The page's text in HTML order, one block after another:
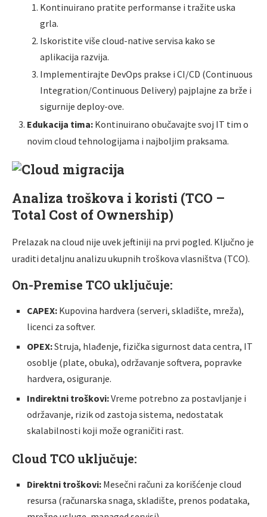
Kontinuirano pratite performanse i tražite uska
grla.
Iskoristite više cloud-native servisa kako se
aplikacija razvija.
Implementirajte DevOps prakse i CI/CD (Continuous
Integration/Continuous Delivery) pajplajne za brže i
sigurnije deploy-ove.
Edukacija tima: Kontinuirano obučavajte svoj IT tim o
novim cloud tehnologijama i najboljim praksama.
Analiza troškova i koristi (TCO –
Total Cost of Ownership)
Prelazak na cloud nije uvek jeftiniji na prvi pogled. Ključno je
uraditi detaljnu analizu ukupnih troškova vlasništva (TCO).
On-Premise TCO uključuje:
CAPEX: Kupovina hardvera (serveri, skladište, mreža),
licenci za softver.
OPEX:Struja, hlađenje, fizička sigurnost data centra, IT
osoblje (plate, obuka), održavanje softvera, popravke
hardvera, osiguranje.
Indirektni troškovi:Vreme potrebno za postavljanje i
održavanje, rizik od zastoja sistema, nedostatak
skalabilnosti koji može ograničiti rast.
Cloud TCO uključuje:
Direktni troškovi: Mesečni računi za korišćenje cloud
resursa (računarska snaga, skladište, prenos podataka,